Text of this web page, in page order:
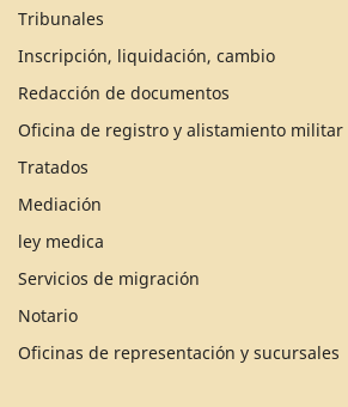
Tribunales
Inscripción, liquidación, cambio
Redacción de documentos
Oficina de registro y alistamiento militar
Tratados
Mediación
ley medica
Servicios de migración
Notario
Oficinas de representación y sucursales